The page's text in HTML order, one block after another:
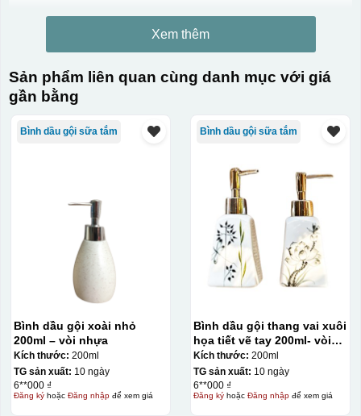
Xem thêm
Sản phẩm liên quan cùng danh mục với giá
gần bằng
Bình dầu gội sữa tắm
Bình dầu gội xoài nhỏ
200ml – vòi nhựa
Kích thước: 200ml
TG sản xuất: 10 ngày
6**000 ₫
Đăng kýhoặc Đăng nhậpđể xem giá
Bình dầu gội sữa tắm
Bình dầu gội thang vai xuôi
họa tiết vẽ tay 200ml- vòi
nhựa
Kích thước: 200ml
TG sản xuất: 10 ngày
6**000 ₫
Đăng kýhoặc Đăng nhậpđể xem giá